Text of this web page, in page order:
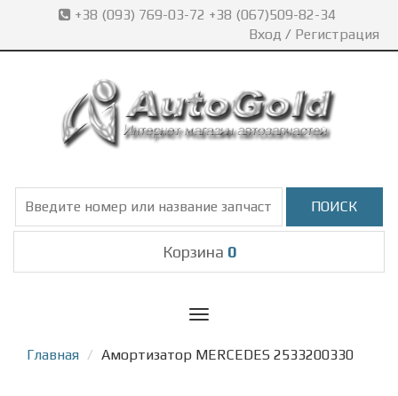
+38 (093) 769-03-72 +38 (067)509-82-34
Вход / Регистрация
Корзина 0
Toggle
Главная
Амортизатор MERCEDES 2533200330